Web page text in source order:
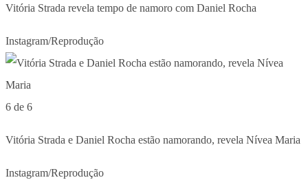
Vitória Strada revela tempo de namoro com Daniel Rocha
Instagram/Reprodução
6 de 6
Vitória Strada e Daniel Rocha estão namorando, revela Nívea Maria
Instagram/Reprodução